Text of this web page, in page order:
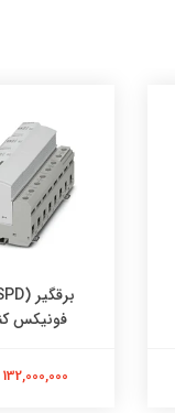
فونیکس
132,000,000 تومان